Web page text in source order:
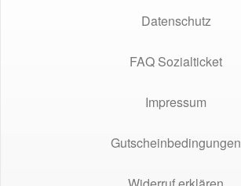
Datenschutz
FAQ Sozialticket
Impressum
Gutscheinbedingungen